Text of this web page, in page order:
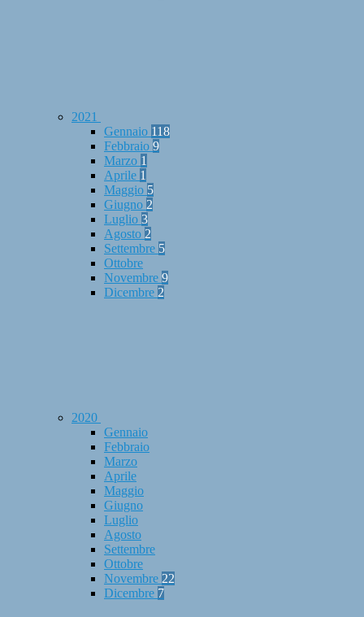
2021
Gennaio 118
Febbraio 9
Marzo 1
Aprile 1
Maggio 5
Giugno 2
Luglio 3
Agosto 2
Settembre 5
Ottobre
Novembre 9
Dicembre 2
2020
Gennaio
Febbraio
Marzo
Aprile
Maggio
Giugno
Luglio
Agosto
Settembre
Ottobre
Novembre 22
Dicembre 7